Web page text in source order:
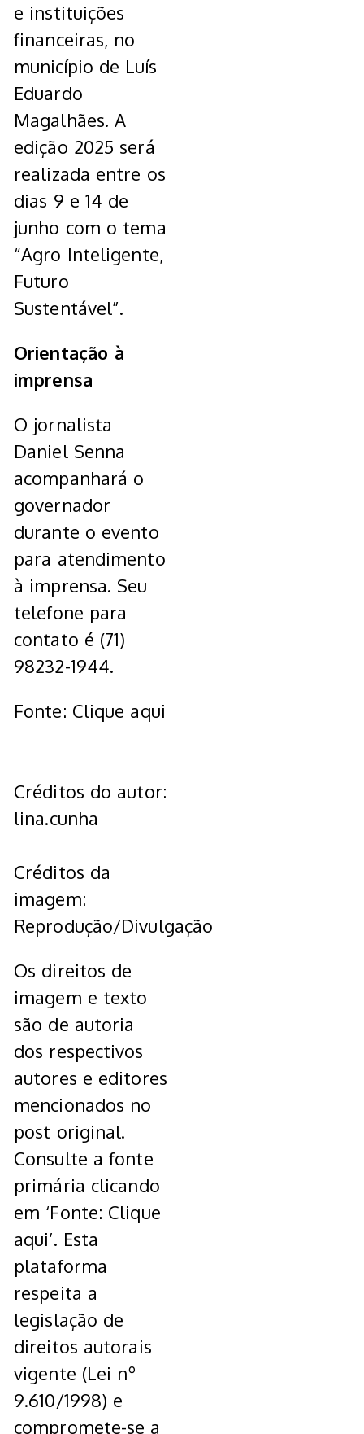
e instituições
financeiras, no
município de Luís
Eduardo
Magalhães. A
edição 2025 será
realizada entre os
dias 9 e 14 de
junho com o tema
“Agro Inteligente,
Futuro
Sustentável”.
Orientação à
imprensa
O jornalista
Daniel Senna
acompanhará o
governador
durante o evento
para atendimento
à imprensa. Seu
telefone para
contato é (71)
98232-1944.
Fonte: Clique aqui
Créditos do autor:
lina.cunha
Créditos da
imagem:
Reprodução/Divulgação
Os direitos de
imagem e texto
são de autoria
dos respectivos
autores e editores
mencionados no
post original.
Consulte a fonte
primária clicando
em ‘Fonte: Clique
aqui’. Esta
plataforma
respeita a
legislação de
direitos autorais
vigente (Lei nº
9.610/1998) e
compromete-se a